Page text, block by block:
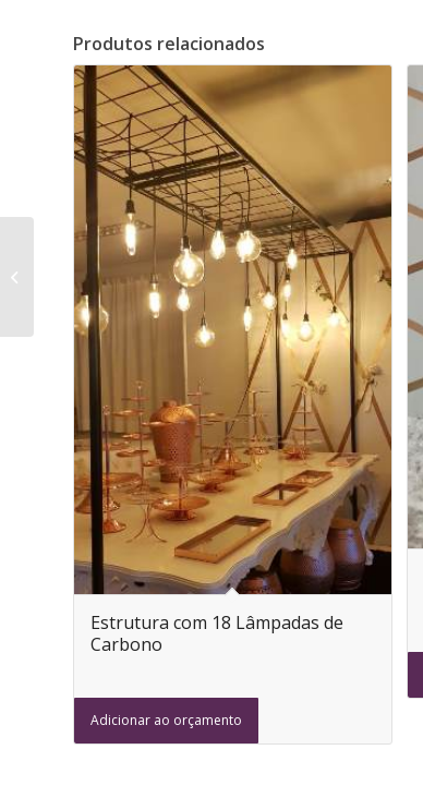
Produtos relacionados
Estrutura com 18 Lâmpadas de
Carbono
Adicionar ao orçamento